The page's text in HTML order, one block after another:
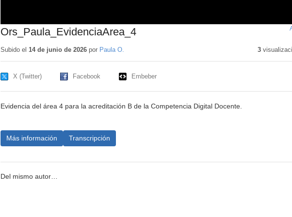
Ors_Paula_EvidenciaArea_4
Subido el 14 de junio de 2026por Paula O. 3
X (Twitter) Facebook Embeber
Evidencia del área 4 para la acreditación B de la Competencia Digital Docente.
Más información Transcripción
Del mismo autor…